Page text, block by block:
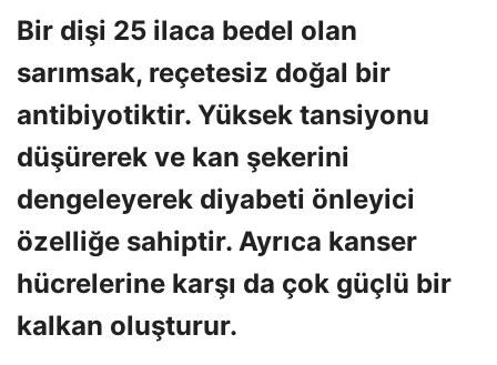
Bir dişi 25 ilaca bedel olan
sarımsak, reçetesiz doğal bir
antibiyotiktir. Yüksek tansiyonu
düşürerek ve kan şekerini
dengeleyerek diyabeti önleyici
özelliğe sahiptir. Ayrıca kanser
hücrelerine karşı da çok güçlü bir
kalkan oluşturur.